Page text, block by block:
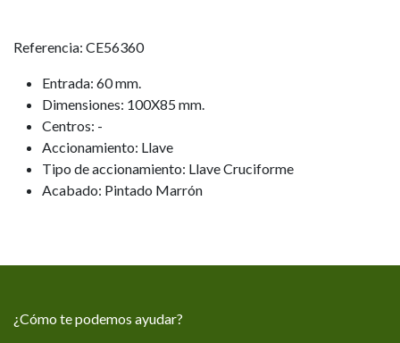
Referencia: CE56360
Entrada: 60 mm.
Dimensiones: 100X85 mm.
Centros: -
Accionamiento: Llave
Tipo de accionamiento: Llave Cruciforme
Acabado: Pintado Marrón
¿Cómo te podemos ayudar?